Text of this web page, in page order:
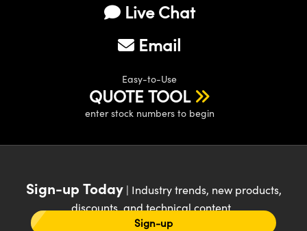
Live Chat
Email
Easy-to-Use
QUOTE TOOL
enter stock numbers to begin
Sign-up Today| Industry trends, new products,
discounts, and technical content
Sign-up